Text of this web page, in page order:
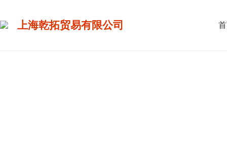
上海乾拓贸易有限公司